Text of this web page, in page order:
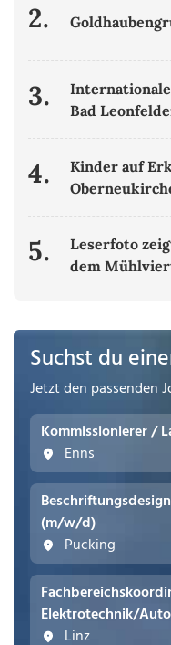
2.
3.
Internationale
Bad
4.
Kinder auf
5.
Leserfoto
dem
Suchst du
Jetzt den passenden
Kommissionierer /
Enns
(m/w/d)
Pucking
Elektrotechnik/
Linz